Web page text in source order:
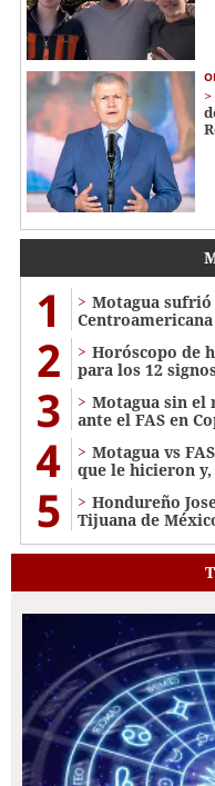
1
Motagua sufrió
Centroamericana
2
Horóscopo de
para los 12
3
Motagua sin el
ante el FAS en
4
Motagua vs
que le hicieron
5
Hondureño
Tijuana de